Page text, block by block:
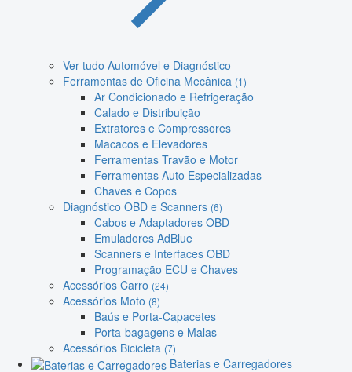
Ver tudo Automóvel e Diagnóstico
Ferramentas de Oficina Mecânica (1)
Ar Condicionado e Refrigeração
Calado e Distribuição
Extratores e Compressores
Macacos e Elevadores
Ferramentas Travão e Motor
Ferramentas Auto Especializadas
Chaves e Copos
Diagnóstico OBD e Scanners (6)
Cabos e Adaptadores OBD
Emuladores AdBlue
Scanners e Interfaces OBD
Programação ECU e Chaves
Acessórios Carro (24)
Acessórios Moto (8)
Baús e Porta-Capacetes
Porta-bagagens e Malas
Acessórios Bicicleta (7)
Baterias e Carregadores